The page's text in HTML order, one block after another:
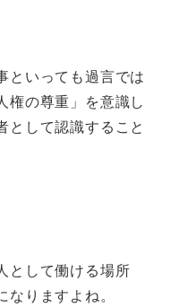
といっても過言では
権の尊重」を意識し
として認識すること
として働ける場所
りますよね。